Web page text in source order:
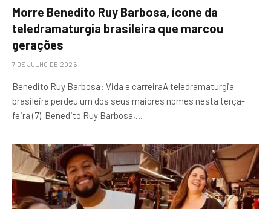
Morre Benedito Ruy Barbosa, ícone da
teledramaturgia brasileira que marcou
gerações
7 DE JULHO DE 2026
Benedito Ruy Barbosa: Vida e carreiraA teledramaturgia
brasileira perdeu um dos seus maiores nomes nesta terça-
feira (7). Benedito Ruy Barbosa,…